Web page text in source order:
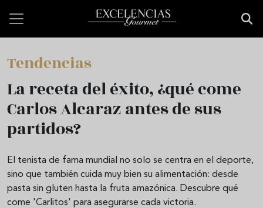
Tendencias
La receta del éxito, ¿qué come
Carlos Alcaraz antes de sus
partidos?
El tenista de fama mundial no solo se centra en el deporte,
sino que también cuida muy bien su alimentación: desde
pasta sin gluten hasta la fruta amazónica. Descubre qué
come 'Carlitos' para asegurarse cada victoria.